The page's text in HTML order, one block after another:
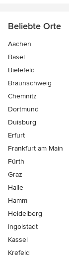
Beliebte Orte
Aachen
Basel
Bielefeld
Braunschweig
Chemnitz
Dortmund
Duisburg
Erfurt
Frankfurt am Main
Fürth
Graz
Halle
Hamm
Heidelberg
Ingolstadt
Kassel
Krefeld